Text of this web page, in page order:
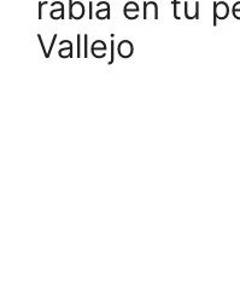
rabia en tu
Vallejo